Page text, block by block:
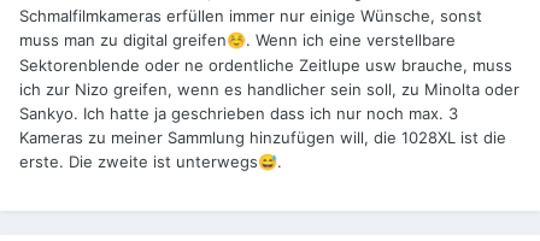
Schmalfilmkameras erfüllen immer nur einige Wünsche, sonst
muss man zu digital greifen☺️. Wenn ich eine verstellbare
Sektorenblende oder ne ordentliche Zeitlupe usw brauche, muss
ich zur Nizo greifen, wenn es handlicher sein soll, zu Minolta oder
Sankyo. Ich hatte ja geschrieben dass ich nur noch max. 3
Kameras zu meiner Sammlung hinzufügen will, die 1028XL ist die
erste. Die zweite ist unterwegs😅.